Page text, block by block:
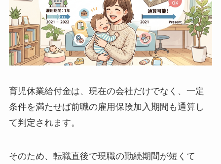
育児休業給付金は、現在の会社だけでなく、一定
条件を満たせば前職の雇用保険加入期間も通算し
て判定されます。
そのため、転職直後で現職の勤続期間が短くて